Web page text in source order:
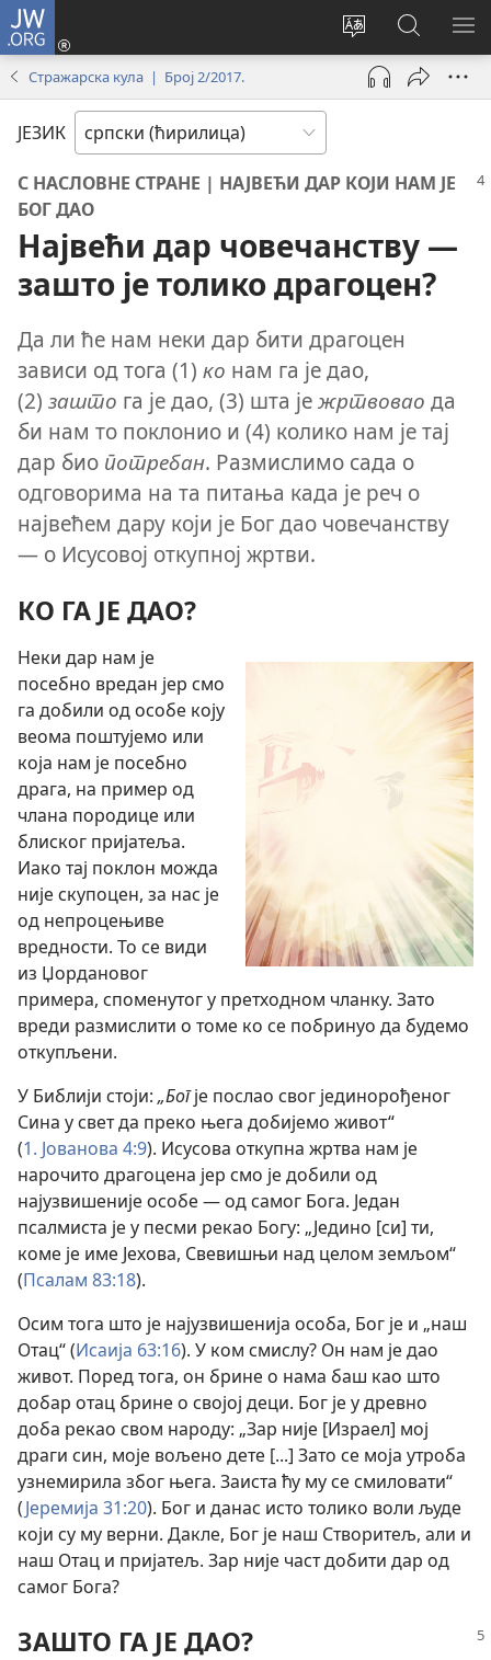
JW.ORG
Промени
језик
сајта
Пријава
(отвара
прозор)
Претрага
сајта
JW.ORG
Стражарска кула | Број 2/2017.
ЈЕЗИК
С НАСЛОВНЕ СТРАНЕ | НАЈВЕЋИ ДАР КОЈИ НАМ ЈЕ
БОГ ДАО
Највећи дар човечанству —
зашто је толико драгоцен?
Да ли ће нам неки дар бити драгоцен
зависи од тога (1) ко нам га је дао,
(2) зашто га је дао, (3) шта јежртвовао да
би нам то поклонио и (4) колико нам је тај
дар био потребан. Размислимо сада о
одговорима на та питања када је реч о
највећем дару који је Бог дао човечанству
— о Исусовој откупној жртви.
КО ГА ЈЕ ДАО?
Неки дар нам је
посебно вредан јер смо
га добили од особе коју
веома поштујемо или
која нам је посебно
драга, на пример од
члана породице или
блиског пријатеља.
Иако тај поклон можда
није скупоцен, за нас је
од непроцењиве
вредности. То се види
из Џордановог
примера, споменутог у претходном чланку. Зато
вреди размислити о томе ко се побринуо да будемо
откупљени.
У Библији стоји:„Богје послао свог јединорођеног
Сина у свет да преко њега добијемо живот“
(1. Јованова 4:9). Исусова откупна жртва нам је
нарочито драгоцена јер смо је добили од
најузвишеније особе — од самог Бога. Један
псалмиста је у песми рекао Богу: „Једино [си] ти,
коме је име Јехова, Свевишњи над целом земљом“
(Псалам 83:18).
Осим тога што је најузвишенија особа, Бог је и „наш
Отац“ (Исаија 63:16). У ком смислу? Он нам је дао
живот. Поред тога, он брине о нама баш као што
добар отац брине о својој деци. Бог је у древно
доба рекао свом народу: „Зар није [Израел] мој
драги син, моје вољено дете [...] Зато се моја утроба
узнемирила због њега. Заиста ћу му се смиловати“
(Јеремија 31:20). Бог и данас исто толико воли људе
који су му верни. Дакле, Бог је наш Створитељ, али и
наш Отац и пријатељ. Зар није част добити дар од
самог Бога?
ЗАШТО ГА ЈЕ ДАО?